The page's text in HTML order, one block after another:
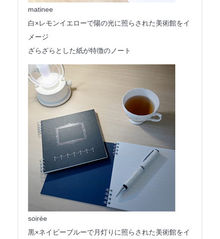
matinee
白×レモンイエローで陽の光に照らされた美術館をイ
メージ
ざらざらとした紙が特徴のノート
soirée
黒×ネイビーブルーで月灯りに照らされた美術館をイ